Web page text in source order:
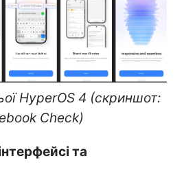
HyperOS 4 (скриншот:
Check)
та